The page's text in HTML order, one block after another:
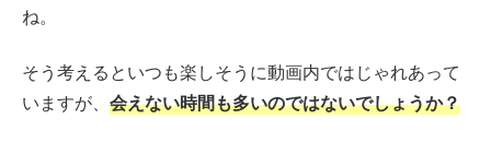
ね。
そう考えるといつも楽しそうに動画内ではじゃれあって
いますが、 会えない時間も多いのではないでしょうか？